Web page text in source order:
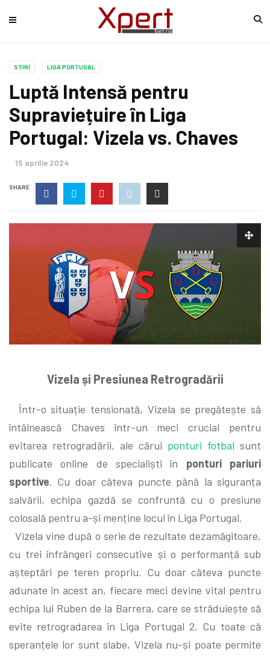
STIRI LIGA PORTUGAL
Luptă Intensă pentru
Supraviețuire în Liga
Portugal: Vizela vs. Chaves
15 aprilie 2024
SHARE
Vizela și Presiunea Retrogradării
Într-o situație tensionată, Vizela se pregătește să
întâlnească Chaves într-un meci crucial pentru
evitarea retrogradării, ale cărui ponturi fotbal sunt
publicate online de specialiști în ponturi pariuri
sportive. Cu doar câteva puncte până la siguranța
salvării, echipa gazdă se confruntă cu o presiune
colosală pentru a-și menține locul în Liga Portugal.
Vizela vine după o serie de rezultate dezamăgitoare,
cu trei înfrângeri consecutive și o performanță sub
așteptări pe teren propriu. Cu doar câteva puncte
adunate în acest an, fiecare meci devine vital pentru
echipa lui Ruben de la Barrera, care se străduiește să
evite retrogradarea în Liga Portugal 2. Cu toate că
speranțele lor sunt slabe, Vizela nu-și poate permite